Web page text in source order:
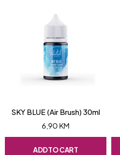
SKY BLUE (Air Brush) 30ml
6,90 KM
ADD TO CART